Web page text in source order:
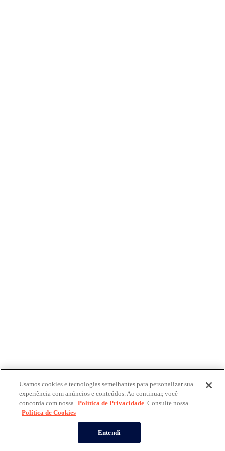
Usamos cookies e tecnologias semelhantes para personalizar sua
experiência com anúncios e conteúdos. Ao continuar, você
concorda com nossa Política de Privacidade. Consulte nossa
Política de Cookies
Entendi